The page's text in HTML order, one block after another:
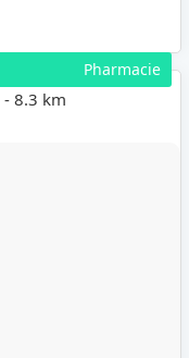
Pharmacie
- 8.3 km